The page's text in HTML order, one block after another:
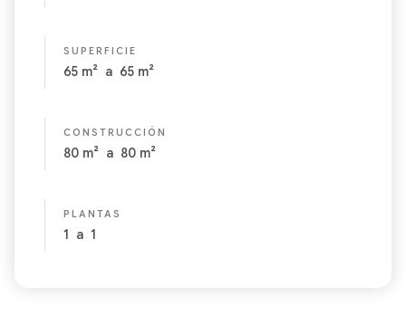
SUPERFICIE
65 m² a 65 m²
CONSTRUCCIÓN
80 m² a 80 m²
PLANTAS
1 a 1